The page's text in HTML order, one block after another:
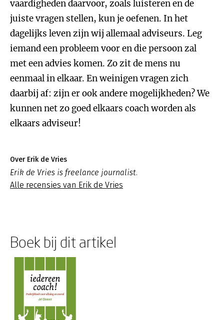
vaardigheden daarvoor, zoals luisteren en de
juiste vragen stellen, kun je oefenen. In het
dagelijks leven zijn wij allemaal adviseurs. Leg
iemand een probleem voor en die persoon zal
met een advies komen. Zo zit de mens nu
eenmaal in elkaar. En weinigen vragen zich
daarbij af: zijn er ook andere mogelijkheden? We
kunnen net zo goed elkaars coach worden als
elkaars adviseur!
Over Erik de Vries
Erik de Vries is freelance journalist.
Alle recensies van Erik de Vries
Boek bij dit artikel